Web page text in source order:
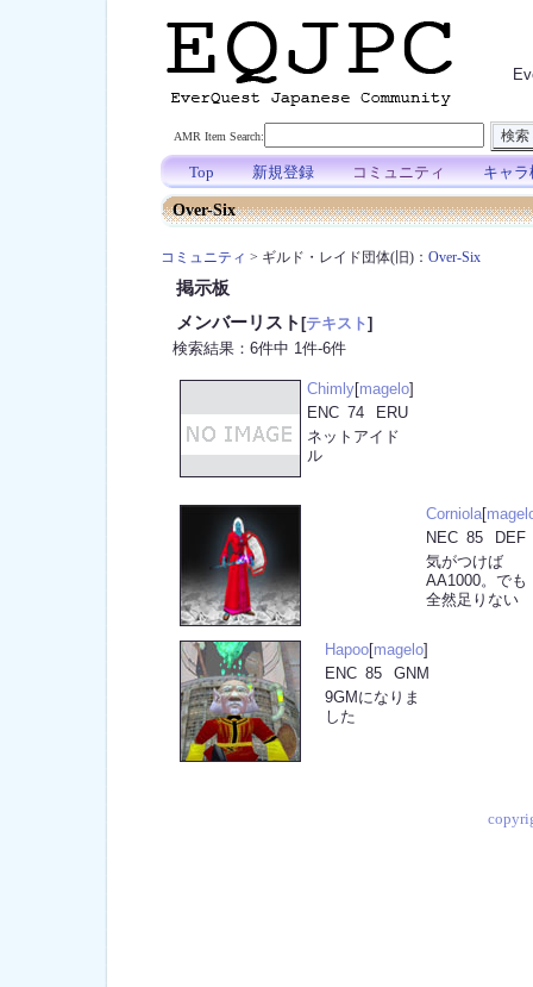
AMR Item Search:
Top 新規登録 コミュニティ キャラ
Over-Six
コミュニティ > ギルド・レイド団体(旧)： Over-Six
掲示板
メンバーリスト [テキスト]
検索結果：6件中 1件-6件
Chimly[magelo]
ENC 74
ERU
ネットアイド
ル
Corniola[
NEC 85
DEF
気がつけば
AA1000。でも
全然足りない
Hapoo[magelo]
ENC 85
GNM
9GMになりま
した